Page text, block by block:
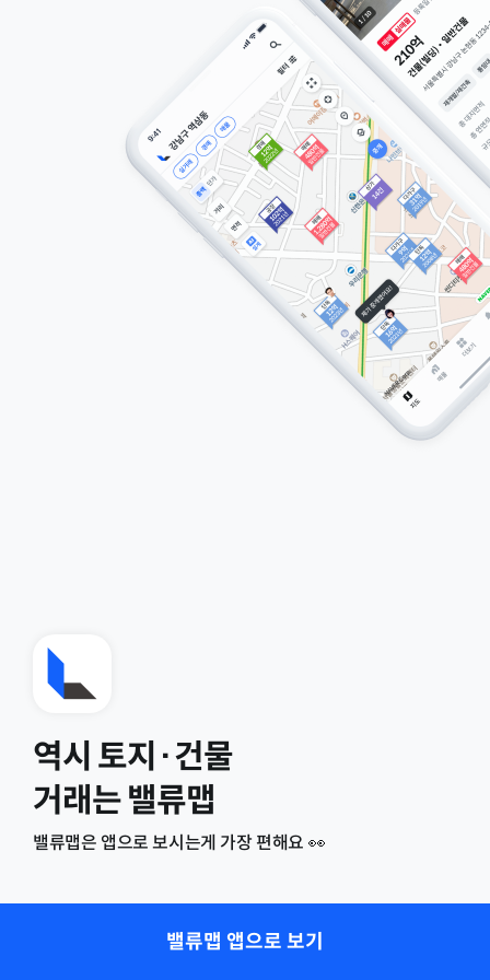
역시 토지·건물
거래는 밸류맵
밸류맵은 앱으로 보시는게 가장 편해요 👀
밸류맵 앱으로 보기